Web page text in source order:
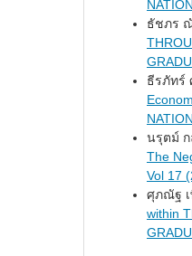
ธัชภร
ธีรภัทร์
นรุตม์
The
Vol 17
ศุภณัฐ
within